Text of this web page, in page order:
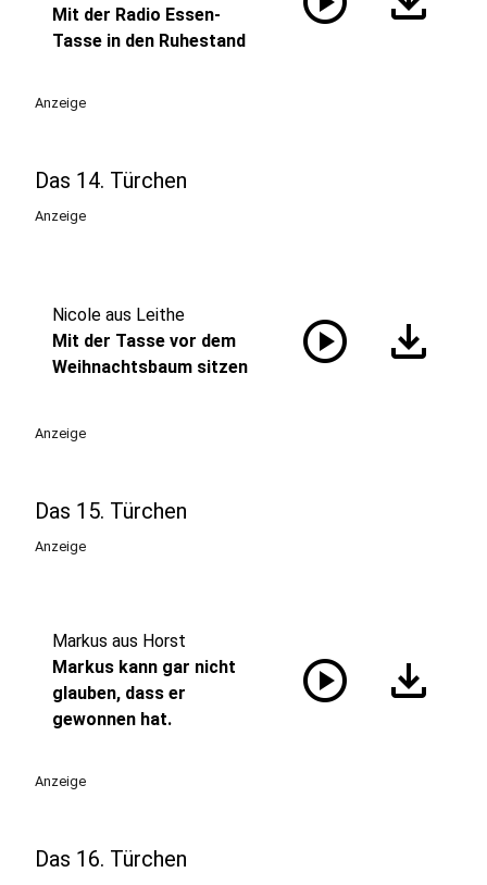
Mit der Radio Essen-
Tasse in den Ruhestand
Anzeige
Das 14. Türchen
Anzeige
Nicole aus Leithe
Mit der Tasse vor dem
Weihnachtsbaum sitzen
play_circle download
Anzeige
Das 15. Türchen
Anzeige
Markus aus Horst
Markus kann gar nicht
glauben, dass er
gewonnen hat.
play_circle download
Anzeige
Das 16. Türchen